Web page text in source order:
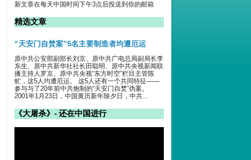
新文章在每天中国时间下午3点后投送到你的邮箱
精选文章
“天安门自焚案”5名主要制造者均遭厄运
原中共公安部副部长刘京、原中共广电总局副局长李
东生、原中共新华社社长田聪明、原中共央视新闻联
播主持人罗京、原中共央视“东方时空”栏目主管陈
虻，这5人均遭厄运。 这5人还有一个共同特征——
参与与了20年前中共炮制的“天安门自焚”伪案。
2001年1月23日，中国黄历新年除夕日，中共...
《大屠杀》- 还在中国进行